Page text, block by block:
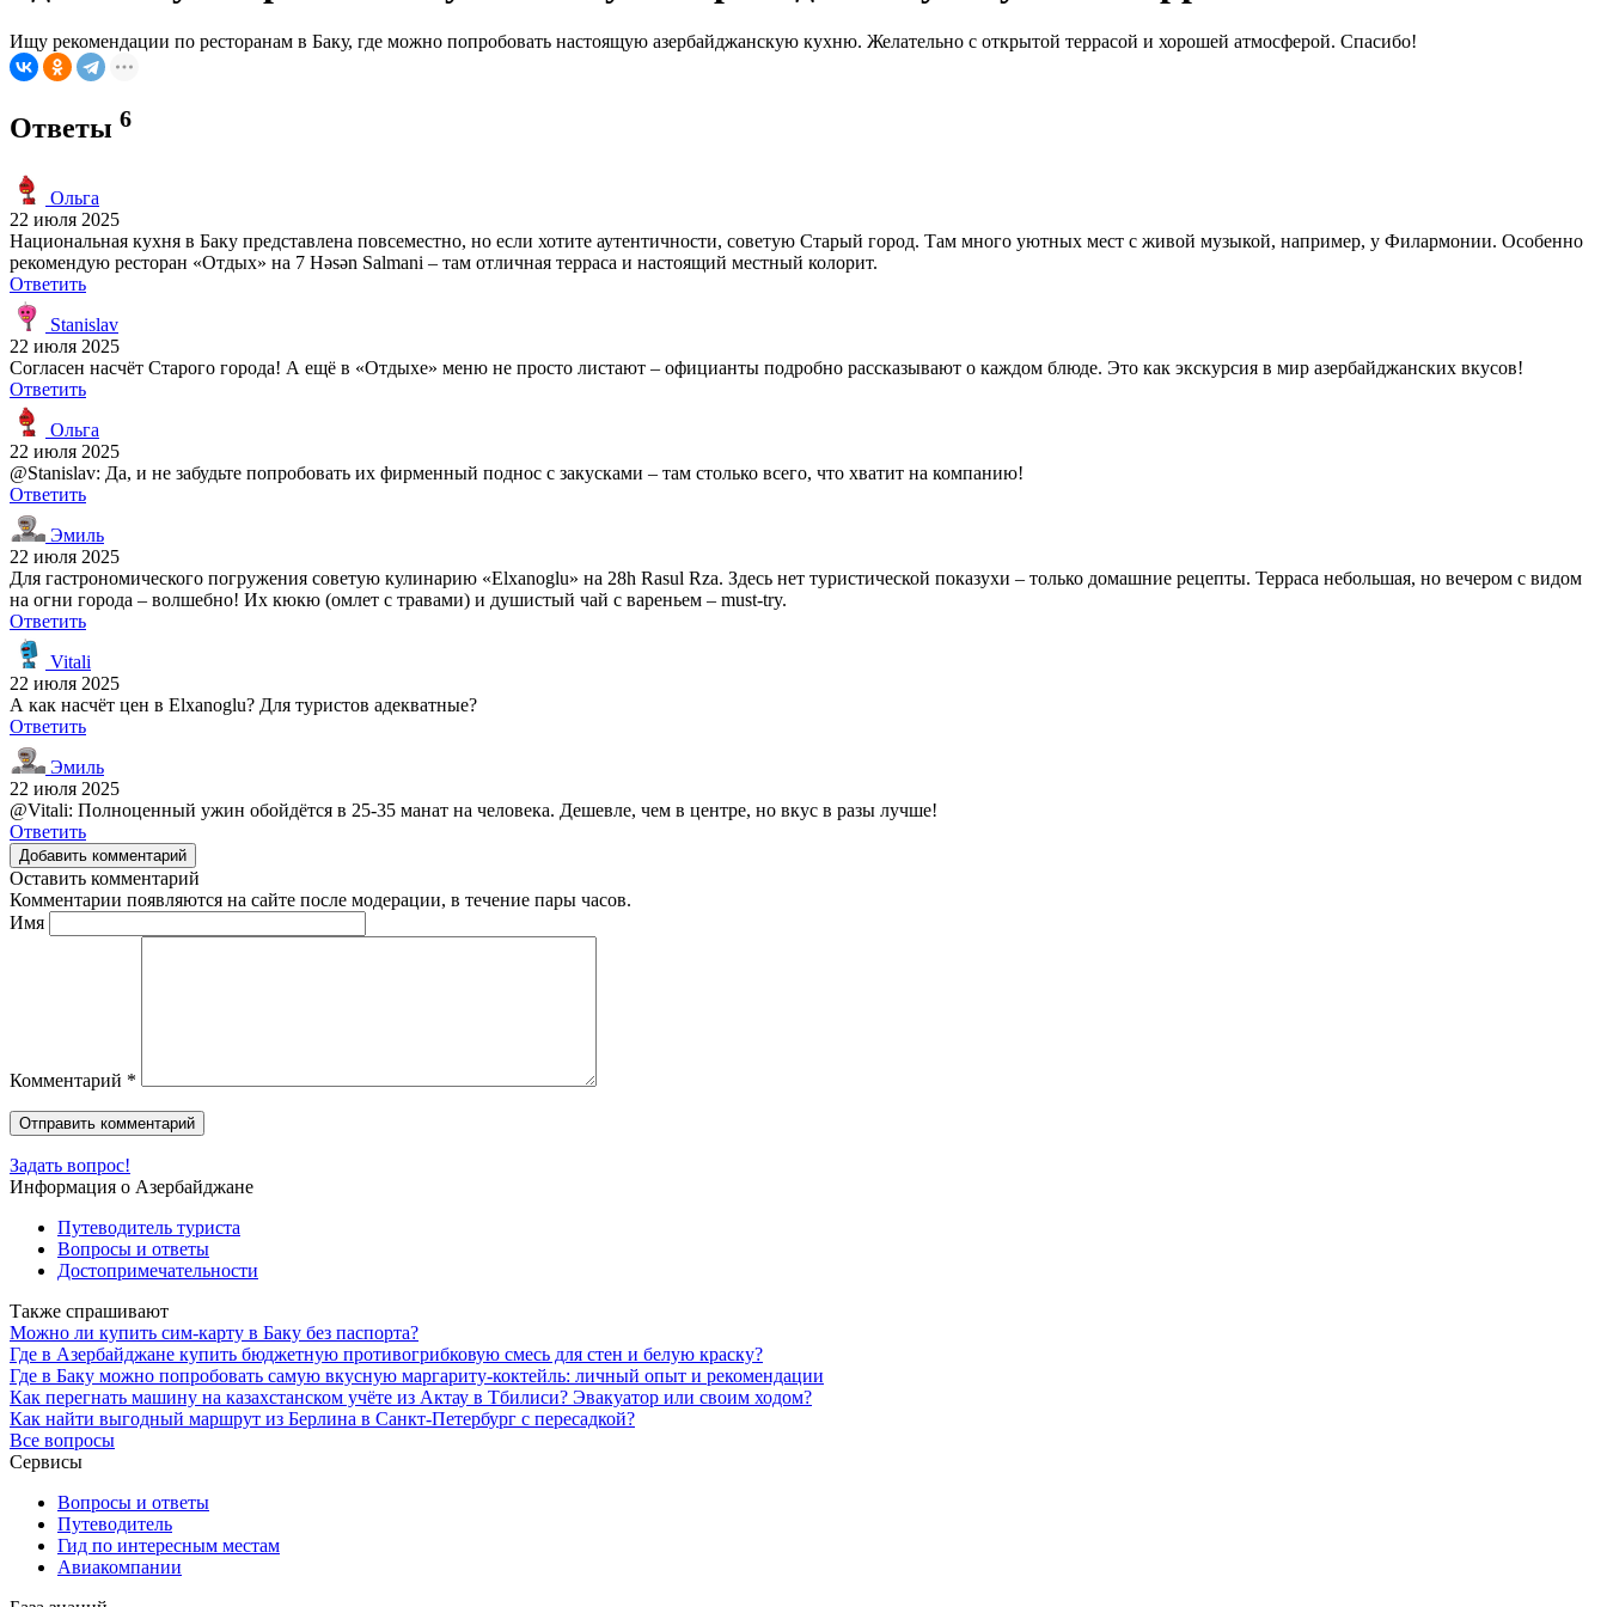
Ищу рекомендации по ресторанам в Баку, где можно попробовать настоящую азербайджанскую кухню. Желательно с открытой террасой и хорошей атмосферой. Спасибо!
Ответы 6
Ольга
22 июля 2025
Национальная кухня в Баку представлена повсеместно, но если хотите аутентичности, советую Старый город. Там много уютных мест с живой музыкой, например, у Филармонии. Особенно
рекомендую ресторан «Отдых» на 7 Həsən Salmani – там отличная терраса и настоящий местный колорит.
Ответить
Stanislav
22 июля 2025
Согласен насчёт Старого города! А ещё в «Отдыхе» меню не просто листают – официанты подробно рассказывают о каждом блюде. Это как экскурсия в мир азербайджанских вкусов!
Ответить
Ольга
22 июля 2025
@Stanislav: Да, и не забудьте попробовать их фирменный поднос с закусками – там столько всего, что хватит на компанию!
Ответить
Эмиль
22 июля 2025
Для гастрономического погружения советую кулинарию «Elxanoglu» на 28h Rasul Rza. Здесь нет туристической показухи – только домашние рецепты. Терраса небольшая, но вечером с видом
на огни города – волшебно! Их кюкю (омлет с травами) и душистый чай с вареньем – must-try.
Ответить
Vitali
22 июля 2025
А как насчёт цен в Elxanoglu? Для туристов адекватные?
Ответить
Эмиль
22 июля 2025
@Vitali: Полноценный ужин обойдётся в 25-35 манат на человека. Дешевле, чем в центре, но вкус в разы лучше!
Ответить
Добавить комментарий
Оставить комментарий
Комментарии появляются на сайте после модерации, в течение пары часов.
Имя
Комментарий *
Задать вопрос!
Информация о Азербайджане
Путеводитель туриста
Вопросы и ответы
Достопримечательности
Также спрашивают
Можно ли купить сим-карту в Баку без паспорта?
Где в Азербайджане купить бюджетную противогрибковую смесь для стен и белую краску?
Где в Баку можно попробовать самую вкусную маргариту-коктейль: личный опыт и рекомендации
Как перегнать машину на казахстанском учёте из Актау в Тбилиси? Эвакуатор или своим ходом?
Как найти выгодный маршрут из Берлина в Санкт-Петербург с пересадкой?
Все вопросы
Сервисы
Вопросы и ответы
Путеводитель
Гид по интересным местам
Авиакомпании